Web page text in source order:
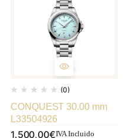
(0)
CONQUEST 30.00 mm
L33504926
1.500,00€IVA Incluido